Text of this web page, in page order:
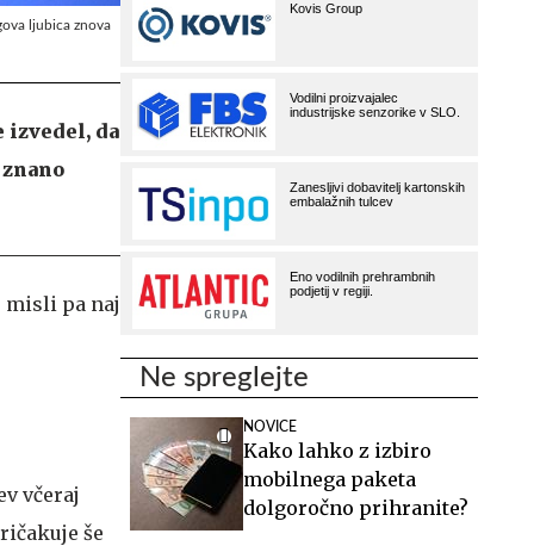
ljubica znova
da
misli pa naj
včeraj
še
Ne spreglejte
NOVICE
Kako lahko z izbiro
mobilnega paketa
dolgoročno prihranite?